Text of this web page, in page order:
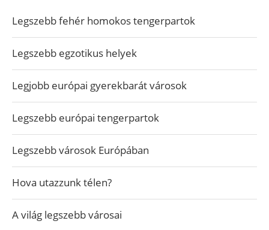
Legszebb fehér homokos tengerpartok
Legszebb egzotikus helyek
Legjobb európai gyerekbarát városok
Legszebb európai tengerpartok
Legszebb városok Európában
Hova utazzunk télen?
A világ legszebb városai